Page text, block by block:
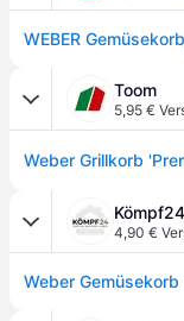
Toom
5,95 €
Kömpf24
4,90 €
Weber